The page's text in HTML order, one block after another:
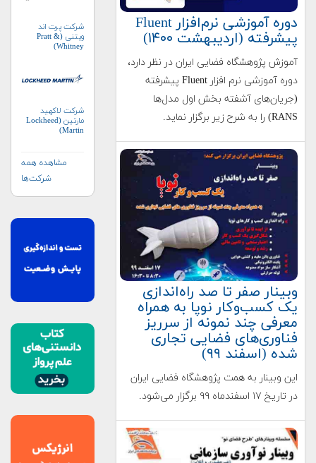
دوره آموزشی نرم‌افزار Fluent
پیشرفته (اردیبهشت ۱۴۰۰)
آموزش پژوهشگاه فضایی ایران در نظر دارد،
دوره آموزشی نرم افزار Fluent پیشرفته
(جریان‌های آشفته بخش اول مدل‌ها
RANS) را به شرح زیر برگزار نماید.
وبینار صفر تا صد راه‌اندازی
یک كسب‌وكار نوپا به همراه
معرفی چند نمونه از سرريز
فناوری‌های فضایی تجاری
شده (اسفند ۹۹)
این وبینار به همت پژوهشگاه فضایی ایران
در تاریخ ۱۷ اسفندماه ۹۹ برگزار می‌شود.
شرکت پرت اند
ویتنی (Pratt &
Whitney)
شرکت لاکهید
مارتین (Lockheed
Martin)
مشاهده همه
شرکت‌ها